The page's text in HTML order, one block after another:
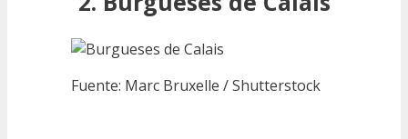
Fuente: Marc Bruxelle / Shutterstock